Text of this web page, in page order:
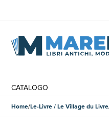
CATALOGO
Home Le-Livre / Le Village du Livre